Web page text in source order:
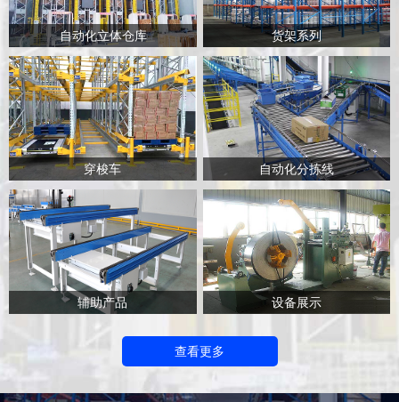
自动化立体仓库 货架系列
穿梭车 自动化分拣线
辅助产品 设备展示
查看更多